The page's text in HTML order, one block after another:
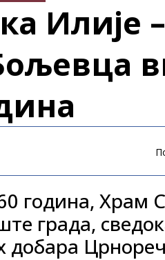
Илије
година, Храм
града,
добара